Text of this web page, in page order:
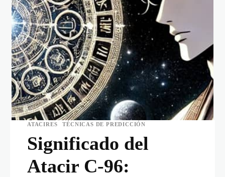
ATACIRES TÉCNICAS DE PREDICCIÓN
Significado del
Atacir C-96: